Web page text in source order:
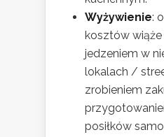
Wyżywienie:
kosztów wiąże
jedzeniem w
lokalach /
zrobieniem
posiłków